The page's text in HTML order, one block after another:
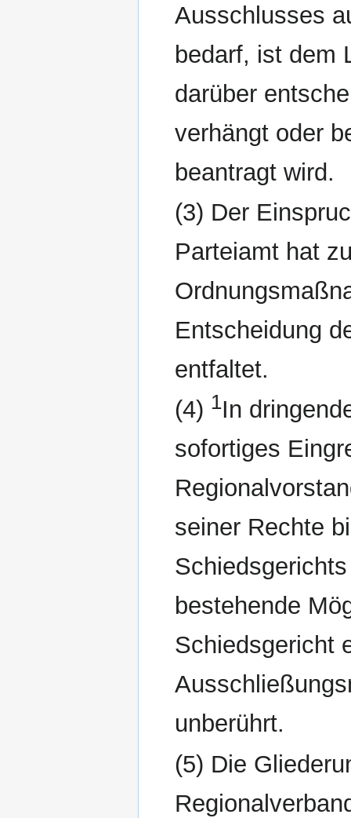
Ausschlusses
bedarf, ist dem
darüber
verhängt oder
beantragt wird.
(3) Der
Parteiamt hat
Entscheidung
entfaltet.
(4) 1In
sofortiges
seiner Rechte
bestehende
Schiedsgericht
unberührt.
(5) Die